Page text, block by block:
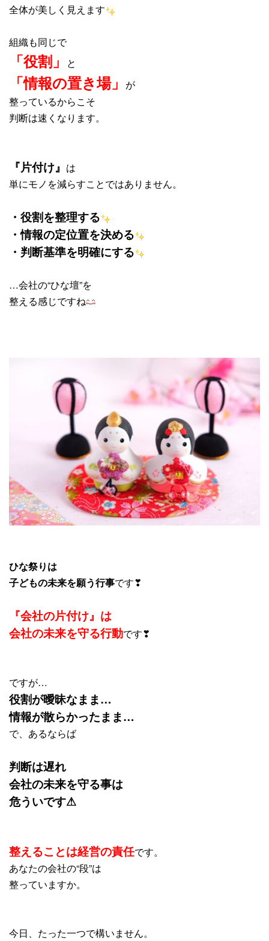
全体が美しく見えます
組織も同じで
「役割」 と
「情報の置き場」
が
整っているからこそ
判断は速くなります。
『片付け』 は
単にモノを減らすことではありません。
・役割を整理する
・情報の定位置を決める
・判断基準を明確にする
…会社の“ひな壇”を
整える感じですね
ひな祭りは
子どもの未来を願う行事です❣
『会社の片付け』は
会社の未来を守る行動です❣
ですが…
役割が曖昧なまま…
情報が散らかったまま…
で、あるならば
判断は遅れ
会社の未来を守る事は
危ういです⚠
整えることは経営の責任です。
あなたの会社の“段”は
整っていますか。
今日、たった一つで構いません。